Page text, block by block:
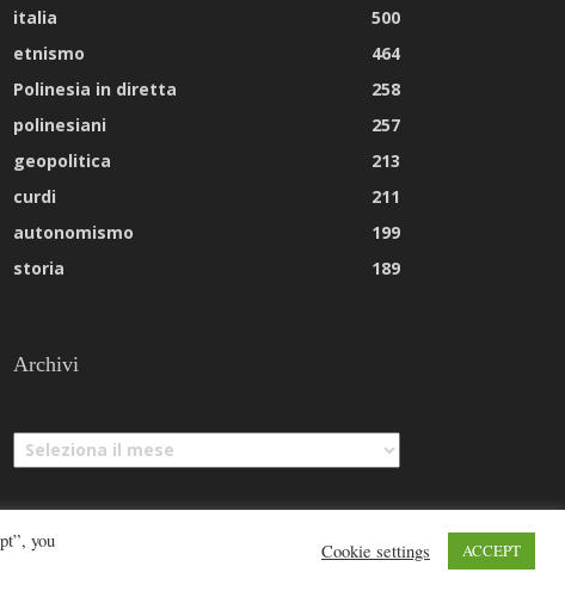
italia
500
etnismo
464
Polinesia in diretta
258
polinesiani
257
geopolitica
213
curdi
211
autonomismo
199
storia
189
Archivi
Archivi
you
Cookie settings ACCEPT